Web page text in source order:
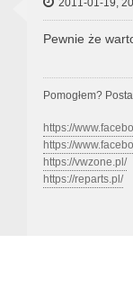
Pewnie że
Pomogłem?
https://
https://
https://vwzone.pl/
https://reparts.pl/